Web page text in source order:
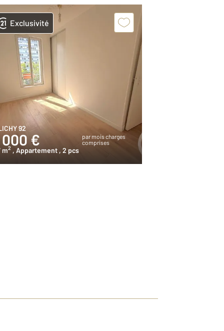
Exclusivité
92
000 €
par mois charges
comprises
m2 , Appartement , 2 pcs